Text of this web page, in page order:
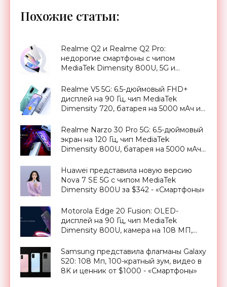
Похожие статьи:
Realme Q2 и Realme Q2 Pro:
недорогие смартфоны с чипом
MediaTek Dimensity 800U, 5G и
Realme V5 5G: 6.5-дюймовый FHD+
дисплей на 90 Гц, чип MediaTek
Dimensity 720, батарея на 5000 мАч и
Realme Narzo 30 Pro 5G: 6.5-дюймовый
экран на 120 Гц, чип MediaTek
Dimensity 800U, батарея на 5000 мАч
Huawei представила новую версию
Nova 7 SE 5G с чипом MediaTek
Dimensity 800U за $342 - «Смартфоны»
Motorola Edge 20 Fusion: OLED-
дисплей на 90 Гц, чип MediaTek
Dimensity 800U, камера на 108 МП,
«Смартфоны»
Samsung представила флагманы Galaxy
S20: 108 Мп, 100-кратный зум, видео в
8K и ценник от $1000 - «Смартфоны»